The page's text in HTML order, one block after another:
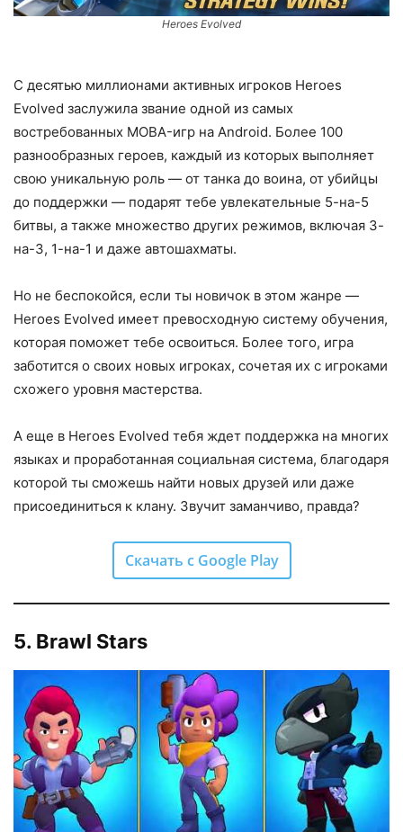
Heroes Evolved
С десятью миллионами активных игроков Heroes
Evolved заслужила звание одной из самых
востребованных MOBA-игр на Android. Более 100
разнообразных героев, каждый из которых выполняет
свою уникальную роль — от танка до воина, от убийцы
до поддержки — подарят тебе увлекательные 5-на-5
битвы, а также множество других режимов, включая 3-
на-3, 1-на-1 и даже автошахматы.
Но не беспокойся, если ты новичок в этом жанре —
Heroes Evolved имеет превосходную систему обучения,
которая поможет тебе освоиться. Более того, игра
заботится о своих новых игроках, сочетая их с игроками
схожего уровня мастерства.
А еще в Heroes Evolved тебя ждет поддержка на многих
языках и проработанная социальная система, благодаря
которой ты сможешь найти новых друзей или даже
присоединиться к клану. Звучит заманчиво, правда?
Скачать с Google Play
5. Brawl Stars